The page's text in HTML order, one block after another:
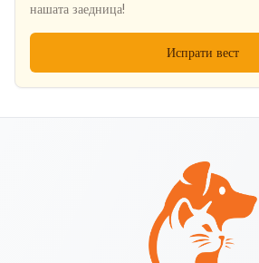
нашата заедница!
Испрати вест